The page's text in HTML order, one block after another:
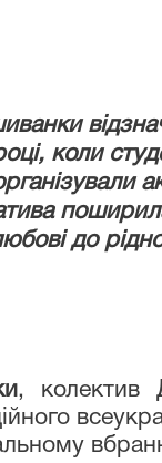
коли
до
, колектив